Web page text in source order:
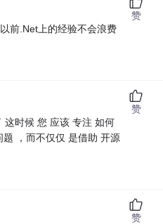
前.Net上的经验不会浪费
赞
这时候 您 应该 专注 如何
，而不仅仅 是借助 开源
赞
赞